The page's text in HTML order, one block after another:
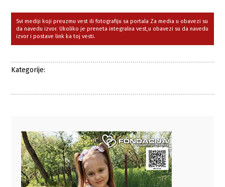
Svi mediji koji preuzmu vest ili fotografiju sa portala Za media u obavezi su
da navedu izvor. Ukoliko je preneta integralna vest,u obavezi su da navedu
izvor i postave link ka toj vesti.
Kategorije: